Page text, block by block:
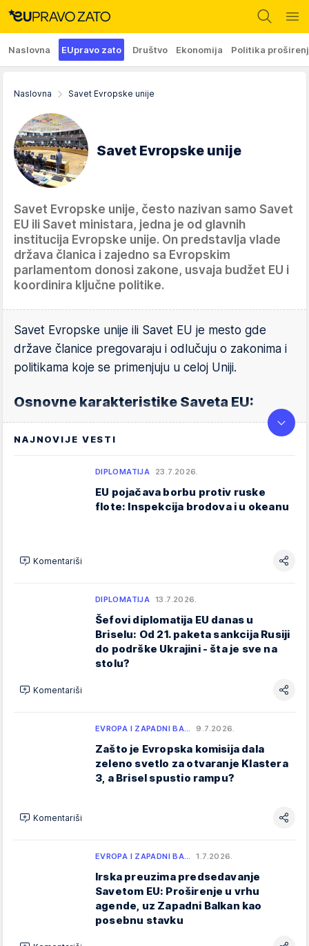
Naslovna EUpravo zato Društvo Ekonomija Politika
Naslovna Savet Evropske unije
Savet Evropske unije
Savet Evropske unije, često nazivan samo Savet
EU ili Savet ministara, jedna je od glavnih
institucija Evropske unije. On predstavlja vlade
država članica i zajedno sa Evropskim
parlamentom donosi zakone, usvaja budžet EU i
koordinira ključne politike.
Savet Evropske unije ili Savet EU je mesto gde
države članice pregovaraju i odlučuju o zakonima i
politikama koje se primenjuju u celoj Uniji.
Osnovne karakteristike Saveta EU:
Članovi Saveta EU su ministri iz svake
se raspravlja. Na primer, ako je tema
poljoprivreda, okupljaju se ministri
poljoprivrede; ako je tema finansije, dolaze
Predsedavanje Savetom EU se rotira svakih
Predsedavajuća država određuje prioritete i
organizuje sastanke.
Odluke se donose većinom glasova, ali za
neke oblasti (npr. spoljna politika ili porezi)
NAJNOVIJE VESTI
DIPLOMATIJA 23.7.2026.
EU pojačava borbu protiv ruske
flote: Inspekcija brodova i u okeanu
Komentariši
DIPLOMATIJA 13.7.2026.
Šefovi diplomatija EU danas u
Briselu: Od 21. paketa sankcija Rusiji
do podrške Ukrajini - šta je sve na
stolu?
Komentariši
EVROPA I ZAPADNI BA… 9.7.2026.
Zašto je Evropska komisija dala
zeleno svetlo za otvaranje Klastera
3, a Brisel spustio rampu?
Komentariši
EVROPA I ZAPADNI BA… 1.7.2026.
Irska preuzima predsedavanje
Savetom EU: Proširenje u vrhu
agende, uz Zapadni Balkan kao
posebnu stavku